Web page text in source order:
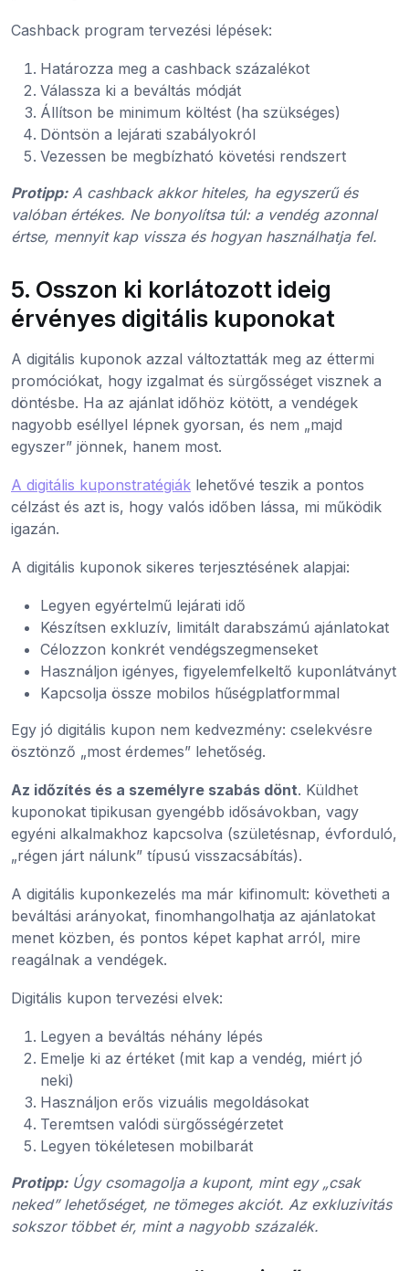
Cashback program tervezési lépések:
Határozza meg a cashback százalékot
Válassza ki a beváltás módját
Állítson be minimum költést (ha szükséges)
Döntsön a lejárati szabályokról
Vezessen be megbízható követési rendszert
Protipp: A cashback akkor hiteles, ha egyszerű és
valóban értékes. Ne bonyolítsa túl: a vendég azonnal
értse, mennyit kap vissza és hogyan használhatja fel.
5. Osszon ki korlátozott ideig
érvényes digitális kuponokat
A digitális kuponok azzal változtatták meg az éttermi
promóciókat, hogy izgalmat és sürgősséget visznek a
döntésbe. Ha az ajánlat időhöz kötött, a vendégek
nagyobb eséllyel lépnek gyorsan, és nem „majd
egyszer” jönnek, hanem most.
A digitális kuponstratégiák lehetővé teszik a pontos
célzást és azt is, hogy valós időben lássa, mi működik
igazán.
A digitális kuponok sikeres terjesztésének alapjai:
Legyen egyértelmű lejárati idő
Készítsen exkluzív, limitált darabszámú ajánlatokat
Célozzon konkrét vendégszegmenseket
Használjon igényes, figyelemfelkeltő kuponlátványt
Kapcsolja össze mobilos hűségplatformmal
Egy jó digitális kupon nem kedvezmény: cselekvésre
ösztönző „most érdemes” lehetőség.
Az időzítés és a személyre szabás dönt. Küldhet
kuponokat tipikusan gyengébb idősávokban, vagy
egyéni alkalmakhoz kapcsolva (születésnap, évforduló,
„régen járt nálunk” típusú visszacsábítás).
A digitális kuponkezelés ma már kifinomult: követheti a
beváltási arányokat, finomhangolhatja az ajánlatokat
menet közben, és pontos képet kaphat arról, mire
reagálnak a vendégek.
Digitális kupon tervezési elvek:
Legyen a beváltás néhány lépés
Emelje ki az értéket (mit kap a vendég, miért jó
neki)
Használjon erős vizuális megoldásokat
Teremtsen valódi sürgősségérzetet
Legyen tökéletesen mobilbarát
Protipp: Úgy csomagolja a kupont, mint egy „csak
neked” lehetőséget, ne tömeges akciót. Az exkluzivitás
sokszor többet ér, mint a nagyobb százalék.